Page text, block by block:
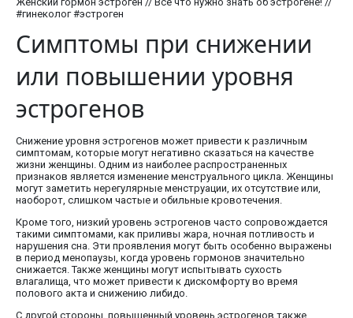
#гинеколог #эстроген
Симптомы при снижении
или повышении уровня
эстрогенов
Снижение уровня эстрогенов может привести к различным
симптомам, которые могут негативно сказаться на качестве
жизни женщины. Одним из наиболее распространенных
признаков является изменение менструального цикла. Женщины
могут заметить нерегулярные менструации, их отсутствие или,
наоборот, слишком частые и обильные кровотечения.
Кроме того, низкий уровень эстрогенов часто сопровождается
такими симптомами, как приливы жара, ночная потливость и
нарушения сна. Эти проявления могут быть особенно выражены
в период менопаузы, когда уровень гормонов значительно
снижается. Также женщины могут испытывать сухость
влагалища, что может привести к дискомфорту во время
полового акта и снижению либидо.
С другой стороны, повышенный уровень эстрогенов также